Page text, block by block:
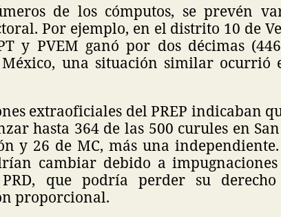
de los cómputos, se prevén
Por ejemplo, en el distrito 10 de
y PVEM ganó por dos décimas
una situación similar ocurrió
extraoficiales del PREP indicaban
hasta 364 de las 500 curules en
y 26 de MC, más una
cambiar debido a
que podría perder su
proporcional.